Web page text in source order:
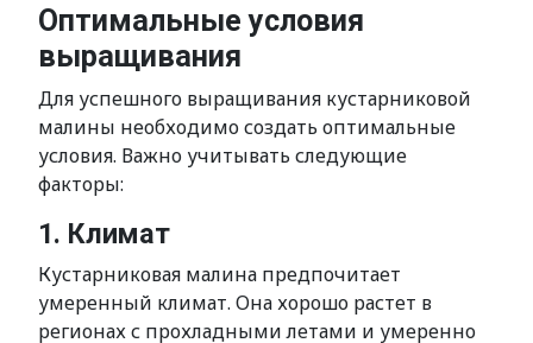
Оптимальные условия
выращивания
Для успешного выращивания кустарниковой
малины необходимо создать оптимальные
условия. Важно учитывать следующие
факторы:
1. Климат
Кустарниковая малина предпочитает
умеренный климат. Она хорошо растет в
регионах с прохладными летами и умеренно